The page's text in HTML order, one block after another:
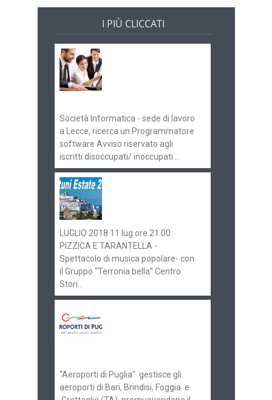
I PIÙ CLICCATI
Società Informatica - sede di lavoro
a Lecce, ricerca un Programmatore
software Avviso riservato agli
iscritti disoccupati/ inoccupati ...
LUGLIO 2018 11 lug ore 21.00
PIZZICA E TARANTELLA -
Spettacolo di musica popolare- con
il Gruppo “Terronia bella” Centro
Stori...
"Aeroporti di Puglia" gestisce gli
aeroporti di Bari, Brindisi, Foggia e